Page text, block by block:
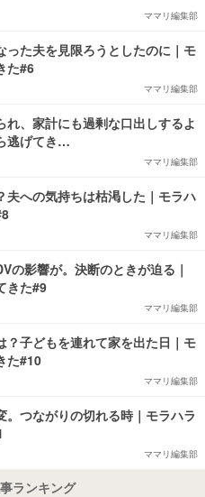
ママリ編集部
った夫を見限ろうとしたのに｜モ
た#6
ママリ編集部
れ、家計にも過剰な口出しするよ
逃げてき…
ママリ編集部
夫への気持ちは枯渇した｜モラハ
ママリ編集部
の影響が。決断のときが迫る｜
きた#9
ママリ編集部
？子どもを連れて家を出た日｜モ
た#10
ママリ編集部
。つながりの切れる時｜モラハラ
ママリ編集部
ランキング